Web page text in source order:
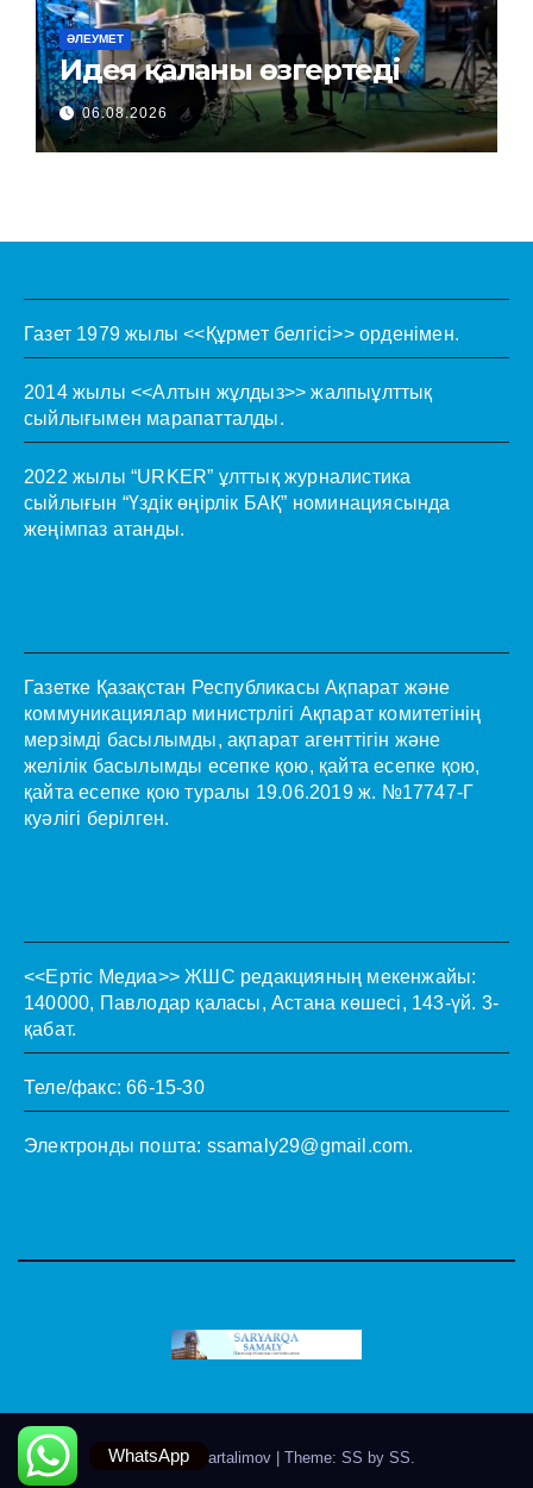
ӘЛЕУМЕТ
Идея қаланы өзгертеді
06.08.2026
Газет 1979 жылы <<Құрмет белгісі>> орденімен.
2014 жылы <<Алтын жұлдыз>> жалпыұлттық
сыйлығымен марапатталды.
2022 жылы “URKER” ұлттық журналистика
сыйлығын “Үздік өңірлік БАҚ” номинациясында
жеңімпаз атанды.
Газетке Қазақстан Республикасы Ақпарат және
коммуникациялар министрлігі Ақпарат комитетінің
мерзімді басылымды, ақпарат агенттігін және
желілік басылымды есепке қою, қайта есепке қою,
қайта есепке қою туралы 19.06.2019 ж. №17747-Г
куәлігі берілген.
<<Ертіс Медиа>> ЖШС редакцияның мекенжайы:
140000, Павлодар қаласы, Астана көшесі, 143-үй. 3-
қабат.
Теле/факс: 66-15-30
Электронды пошта: ssamaly29@gmail.com.
Theme by @artalimov | Theme: SS by SS
WhatsApp